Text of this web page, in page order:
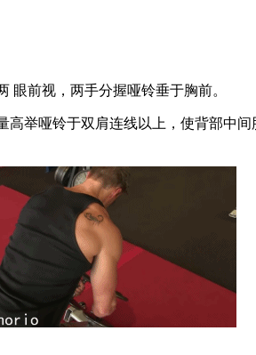
眼前视，两手分握哑铃垂于胸前。
高举哑铃于双肩连线以上，使背部中